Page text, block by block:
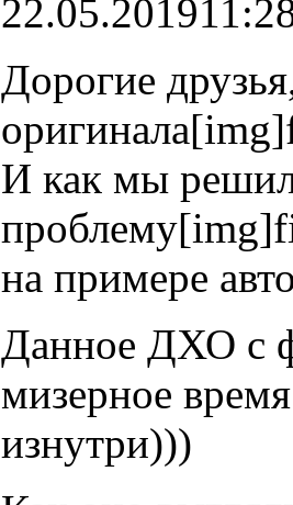
22.05.2019
Дорогие
И как мы
на примере
Данное ДХО с
мизерное
изнутри)))